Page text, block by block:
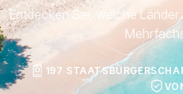
Entdecken Sie, welche
197